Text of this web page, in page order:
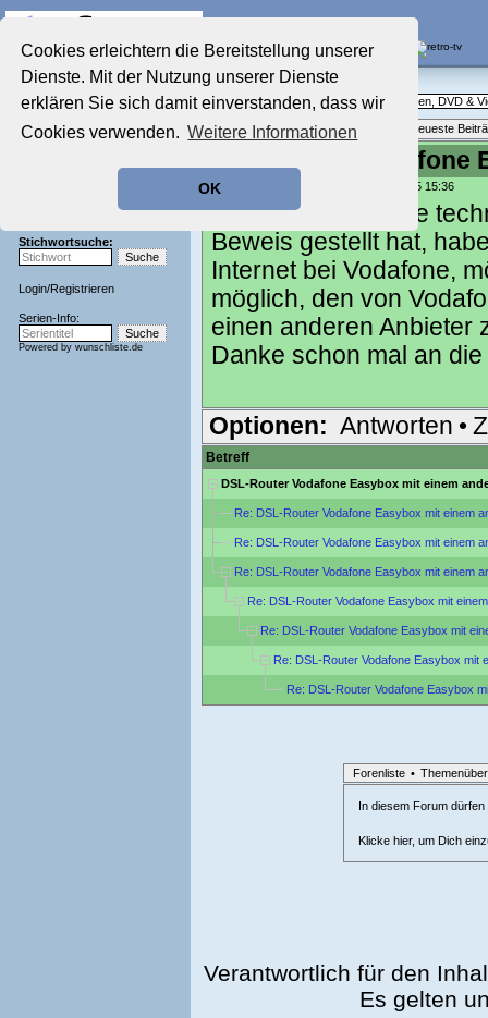
Cookies erleichtern die Bereitstellung unserer
Dienste. Mit der Nutzung unserer Dienste
erklären Sie sich damit einverstanden, dass wir
Cookies verwenden. Weitere Informationen
OK
Startseite
Aktuelles Forum
Film-Forum
Zeichentrick-Forum
Stichwortsuche:
Login/Registrieren
Serien-Info:
Powered by wunschliste.de
Ratgeber Technik
Technische Fragen rund um Fernsehen, DVD &
Themenübersicht • Neues Thema Neueste
DSL-Router
geschrieben von: , 31.03.25 15:36
Moin, ich, der seine
Beweis gestellt hat,
Internet bei Vodafone,
möglich, den von
einen anderen Anbieter
Danke schon mal an
Optionen: Antworten •
Betreff
DSL-Router Vodafone Easybox mit einem
Re: DSL-Router Vodafone Easybox mit einem
Re: DSL-Router Vodafone Easybox mit einem
Re: DSL-Router Vodafone Easybox mit einem
Re: DSL-Router Vodafone Easybox mit
Re: DSL-Router Vodafone Easybox mit
Re: DSL-Router Vodafone Easybox mit
Re: DSL-Router Vodafone Easybox
Forenliste •
In diesem Forum
Klicke hier, um Dich
Verantwortlich für den
Es gelten